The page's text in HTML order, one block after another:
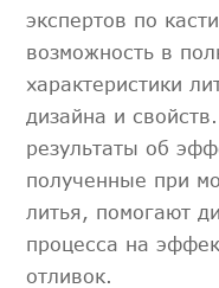
экспертов по
возможность в
характеристики
дизайна и
результаты об
полученные при
литья, помогают
процесса на
отливок.